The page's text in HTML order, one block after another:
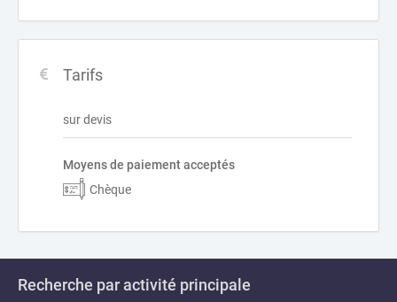
Tarifs
sur devis
Moyens de paiement acceptés
Chèque
Recherche par activité principale